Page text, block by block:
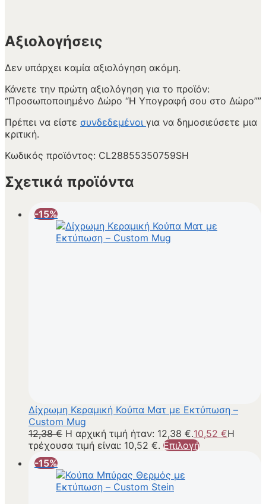
Αξιολογήσεις
Δεν υπάρχει καμία αξιολόγηση ακόμη.
Κάνετε την πρώτη αξιολόγηση για το προϊόν:
“Προσωποποιημένο Δώρο “Η Υπογραφή σου στο Δώρο””
Πρέπει να είστε συνδεδεμένοι για να δημοσιεύσετε μια
κριτική.
Κωδικός προϊόντος: CL28855350759SH
Σχετικά προϊόντα
-15%
Δίχρωμη Κεραμική Κούπα Ματ με Εκτύπωση –
Custom Mug
12,38€ Η αρχική τιμή ήταν: 12,38 €.10,52 €Η
τρέχουσα τιμή είναι: 10,52 €. Επιλογή
-15%